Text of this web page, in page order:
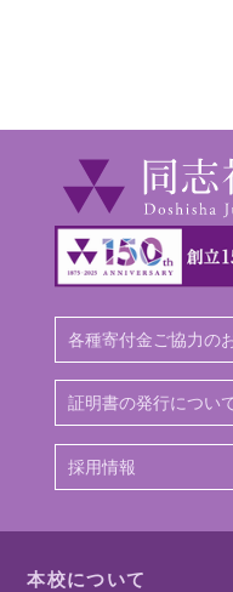
各種寄付金ご協力の
証明書の発行につい
採用情報
本校について